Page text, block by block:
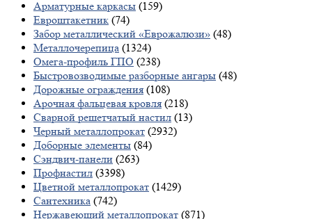
Арматурные каркасы (159)
Евроштакетник (74)
Забор металлический «Еврожалюзи» (48)
Металлочерепица (1324)
Омега-профиль ГПО (238)
Быстровозводимые разборные ангары (48)
Дорожные ограждения (108)
Арочная фальцевая кровля (218)
Сварной решетчатый настил (13)
Черный металлопрокат (2932)
Доборные элементы (84)
Сэндвич-панели (263)
Профнастил (3398)
Цветной металлопрокат (1429)
Сантехника (742)
Нержавеющий металлопрокат (871)